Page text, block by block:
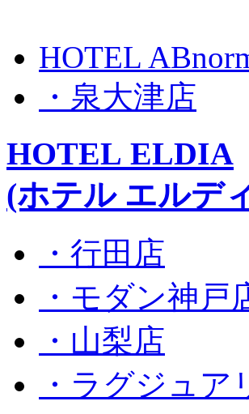
HOTEL
・泉大津店
HOTEL ELDIA
(ホテル エルデ
・行田店
・モダン神戸
・山梨店
・ラグジュア